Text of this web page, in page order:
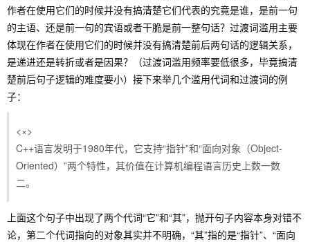
作者在使用它们的时候并没有搞清楚它们代表的究竟是谁，是前一句
的主语、还是前一句的宾语或者干脆是前一整句话？过渡词滥用主要
体现在作者在使用它们的时候并没有搞清楚前后两句话的逻辑关系，
是递进还是转折或者是因果？（过渡词滥用频率要低很多，毕竟搞清
楚前后句子逻辑的难度要小）接下来举几个滥用代词和过渡词的例
子：
<×>
C++语言发明于1980年代，它支持“指针”和“面向对象（Object-
Oriented）”两个特性，其价值在计算机编程语言历史上数一数
二。
上面这个句子中出现了两个代词“它”和“其”，抛开句子内容本身对错不
论，第二个代词指向的对象其实并不明确，“其”指的是“指针”、“面向